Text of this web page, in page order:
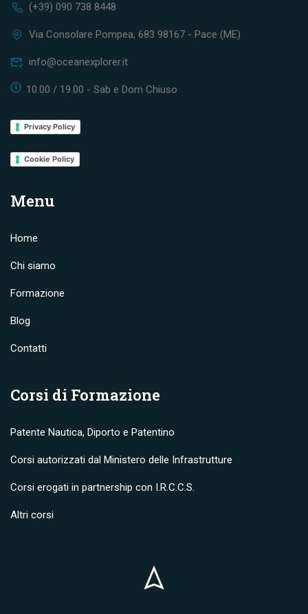
(+39) 090 738 8448
Via Consolare Pompea, 683 98167 - Pace (ME)
info@oceanexplorer.it
10.00 / 19.00 - Sab e Dom Chiuso
Privacy Policy
Cookie Policy
Menu
Home
Chi siamo
Formazione
Blog
Contatti
Corsi di Formazione
Patente Nautica, Diporto e Patentino
Corsi autorizzati dal Ministero delle Infrastrutture
Corsi erogati in partnership con I.R.C.C.S.
Altri corsi